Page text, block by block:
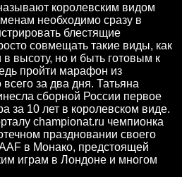
королевским видом
необходимо сразу в
блестящие
совмещать такие виды, как
высоту, но и быть готовым к
пройти марафон из
за два дня. Татьяна
сборной России первое
за 10 лет в королевском виде.
championat.ru чемпионка
праздновании своего
в Монако, предстоящей
играм в Лондоне и многом